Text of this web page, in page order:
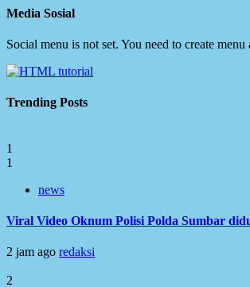
Media Sosial
Social menu is not set. You need to create
Trending Posts
1
1
news
Viral Video Oknum Polisi Polda Sumbar
2 jam ago redaksi
2